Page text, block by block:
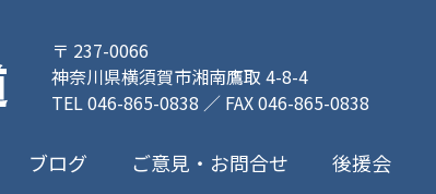
〒 237-0066
神奈川県横須賀市湘南鷹取 4-8-4
TEL 046-865-0838 ／ FAX 046-865-0838
ブログ ご意見・お問合せ 後援会